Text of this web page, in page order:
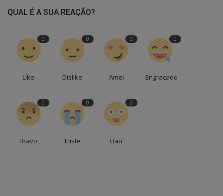
QUAL É A SUA REAÇÃO?
0
Like
0
Dislike
0
Amei
0
Engraçado
0
Bravo
0
Triste
0
Uau